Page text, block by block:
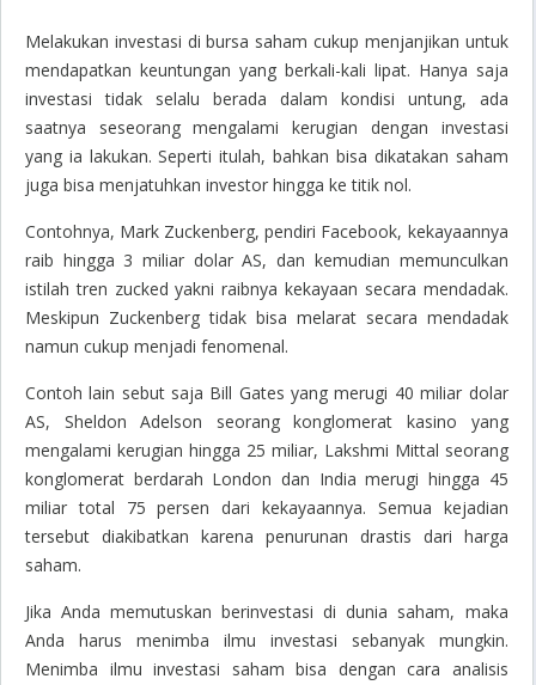
Melakukan investasi di bursa saham cukup menjanjikan untuk
mendapatkan keuntungan yang berkali-kali lipat. Hanya saja
investasi tidak selalu berada dalam kondisi untung, ada
saatnya seseorang mengalami kerugian dengan investasi
yang ia lakukan. Seperti itulah, bahkan bisa dikatakan saham
juga bisa menjatuhkan investor hingga ke titik nol.
Contohnya, Mark Zuckenberg, pendiri Facebook, kekayaannya
raib hingga 3 miliar dolar AS, dan kemudian memunculkan
istilah tren zucked yakni raibnya kekayaan secara mendadak.
Meskipun Zuckenberg tidak bisa melarat secara mendadak
namun cukup menjadi fenomenal.
Contoh lain sebut saja Bill Gates yang merugi 40 miliar dolar
AS, Sheldon Adelson seorang konglomerat kasino yang
mengalami kerugian hingga 25 miliar, Lakshmi Mittal seorang
konglomerat berdarah London dan India merugi hingga 45
miliar total 75 persen dari kekayaannya. Semua kejadian
tersebut diakibatkan karena penurunan drastis dari harga
saham.
Jika Anda memutuskan berinvestasi di dunia saham, maka
Anda harus menimba ilmu investasi sebanyak mungkin.
Menimba ilmu investasi saham bisa dengan cara analisis